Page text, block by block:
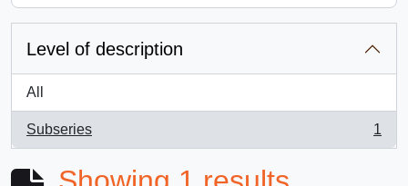
Level of description
All
Subseries
, 1 results
1